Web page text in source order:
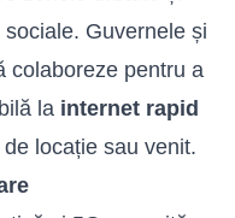
Guvernele și
colaboreze pentru a
la internet rapid
locație sau venit.